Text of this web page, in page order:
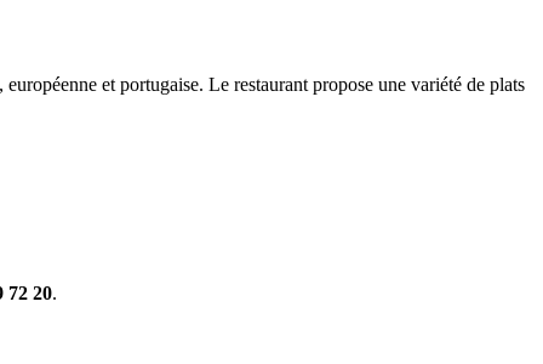
et portugaise. Le restaurant propose une variété de plats
72 20.